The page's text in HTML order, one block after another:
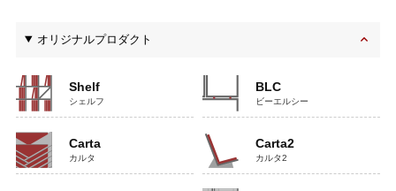
オリジナルプロダクト
Shelf
シェルフ
BLC
ビーエルシー
Carta
カルタ
Carta2
カルタ2